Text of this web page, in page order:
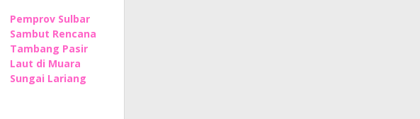
Pemprov Sulbar
Sambut Rencana
Tambang Pasir
Laut di Muara
Sungai Lariang